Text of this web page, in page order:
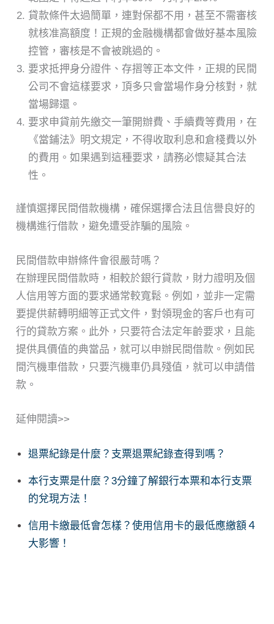
貸款條件太過簡單，連對保都不用，甚至不需審核
就核准高額度！正規的金融機構都會做好基本風險
控管，審核是不會被跳過的。
要求抵押身分證件、存摺等正本文件，正規的民間
公司不會這樣要求，頂多只會當場作身分核對，就
當場歸還。
要求申貸前先繳交一筆開辦費、手續費等費用，在
《當鋪法》明文規定，不得收取利息和倉棧費以外
的費用。如果遇到這種要求，請務必懷疑其合法
性。
謹慎選擇民間借款機構，確保選擇合法且信譽良好的
機構進行借款，避免遭受詐騙的風險。
民間借款申辦條件會很嚴苛嗎？
在辦理民間借款時，相較於銀行貸款，財力證明及個
人信用等方面的要求通常較寬鬆。例如，並非一定需
要提供薪轉明細等正式文件，對領現金的客戶也有可
行的貸款方案。此外，只要符合法定年齡要求，且能
提供具價值的典當品，就可以申辦民間借款。例如民
間汽機車借款，只要汽機車仍具殘值，就可以申請借
款。
延伸閱讀>>
退票紀錄是什麼？支票退票紀錄查得到嗎？
本行支票是什麼？3分鐘了解銀行本票和本行支票
的兌現方法！
信用卡繳最低會怎樣？使用信用卡的最低應繳額４
大影響！